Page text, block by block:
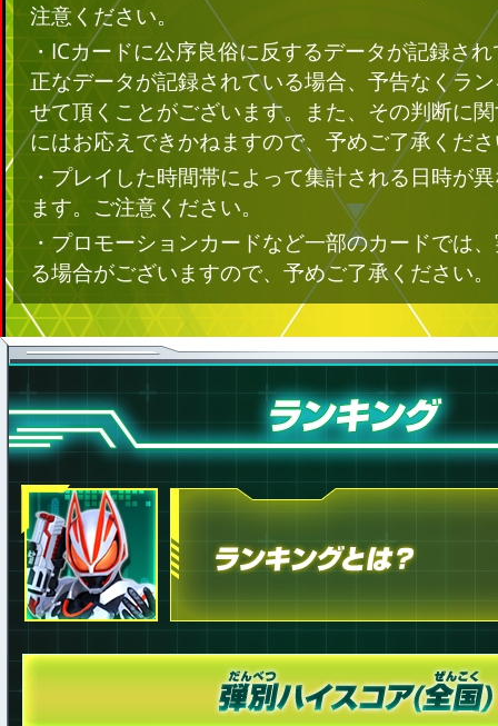
注意ください。
・ICカードに公序良俗に反するデータが記録さ
正なデータが記録されている場合、予告なくラ
せて頂くことがございます。また、その判断に
にはお応えできかねますので、予めご了承くだ
・プレイした時間帯によって集計される日時が
ます。ご注意ください。
・プロモーションカードなど一部のカードでは
る場合がございますので、予めご了承ください。